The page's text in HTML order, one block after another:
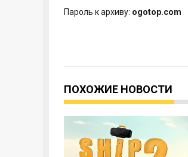
Пароль к архиву: ogotop.com
ПОХОЖИЕ НОВОСТИ